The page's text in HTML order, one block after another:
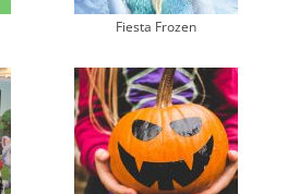
Fiesta Frozen